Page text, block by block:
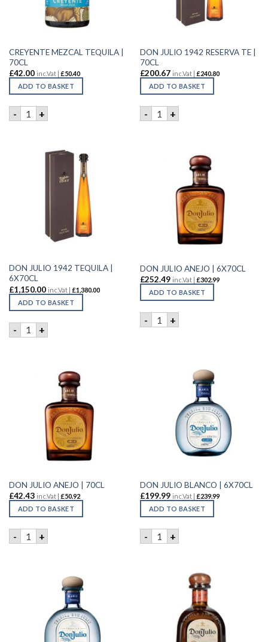
CREYENTE MEZCAL TEQUILA |
70CL
£42.00 inc.Vat | £50.40
ADD TO BASKET
- CREYENTE MEZCAL TEQUILA | 70CL quantity
+
DON JULIO 1942 RESERVA TE |
70CL
£200.67 inc.Vat | £240.80
ADD TO BASKET
- DON JULIO 1942 RESERVA
+
DON JULIO 1942 TEQUILA |
6X70CL
£1,150.00 inc.Vat | £1,380.00
ADD TO BASKET
- DON JULIO 1942 TEQUILA | 6X70CL quantity
+
DON JULIO ANEJO | 6X70CL
£252.49 inc.Vat | £302.99
ADD TO BASKET
- DON JULIO ANEJO |
+
DON JULIO ANEJO | 70CL
£42.43 inc.Vat | £50.92
ADD TO BASKET
- DON JULIO ANEJO | 70CL quantity
+
DON JULIO BLANCO | 6X70CL
£199.99 inc.Vat | £239.99
ADD TO BASKET
- DON JULIO BLANCO |
+